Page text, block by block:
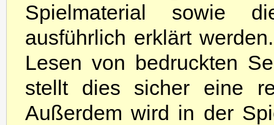
Spielmaterial sowie
ausführlich erklärt
Lesen von bedruckten
stellt dies sicher eine
Außerdem wird in der